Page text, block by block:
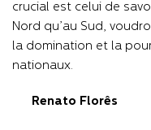
crucial est celui de
Nord qu’au Sud,
la domination et la
nationaux.
Renato Florês